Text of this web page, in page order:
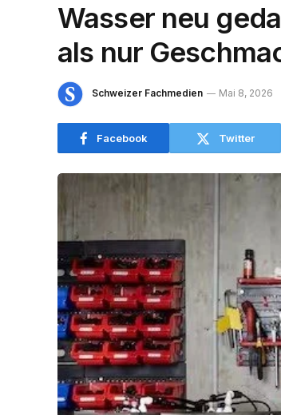
Wasser neu
als nur
Schweizer Fachmedien Mai 8, 2026
Facebook Twitter